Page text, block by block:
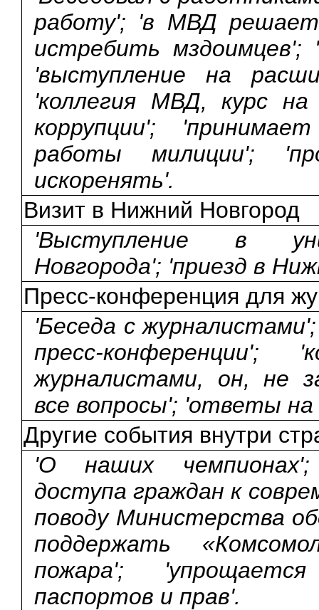
работу'; 'в МВД решает
истребить
'выступление на
'коллегия МВД, курс
коррупции';
работы милиции';
искоренять'.
Визит в Нижний Новгород
'Выступление в
Новгорода'; 'приезд в
Пресс-конференция для
'Беседа с
пресс-
журналистами, он, не
все вопросы'; 'ответы
Другие события внутри
'О наших чемпионах';
доступа граждан к
поводу Министерства
поддержать
пожара';
паспортов и прав'.